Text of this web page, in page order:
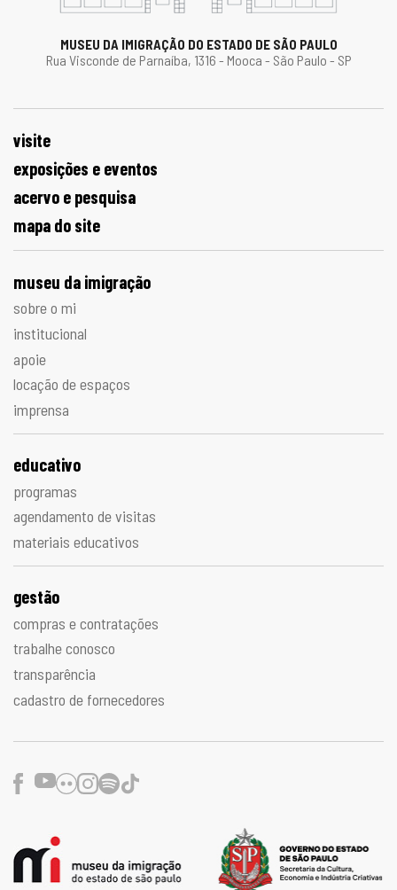
MUSEU DA IMIGRAÇÃO DO ESTADO DE SÃO PAULO
Rua Visconde de Parnaíba, 1316 - Mooca - São Paulo - SP
visite
exposições e eventos
acervo e pesquisa
mapa do site
museu da imigração
sobre o mi
institucional
apoie
locação de espaços
imprensa
educativo
programas
agendamento de visitas
materiais educativos
gestão
compras e contratações
trabalhe conosco
transparência
cadastro de fornecedores
Facebook
Youtube
FlickrInstagram
Spotify
TikTok